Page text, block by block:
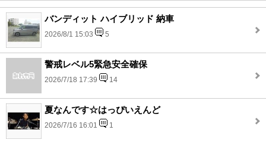
バンディット ハイブリッド 納車
2026/8/1 15:03 5
警戒レベル5緊急安全確保
2026/7/18 17:39 14
夏なんです☆はっぴいえんど
2026/7/16 16:01 1